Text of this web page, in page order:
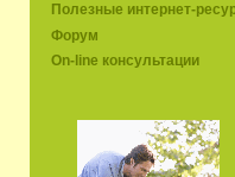
Полезные интернет-
Форум
On-line консультации